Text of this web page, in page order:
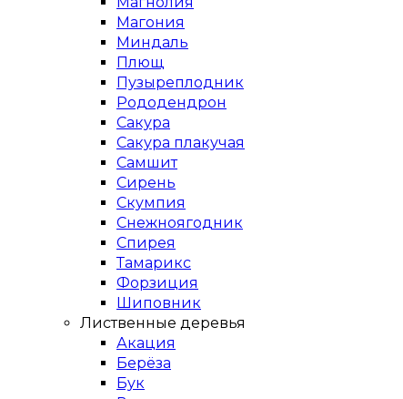
Магония
Миндаль
Плющ
Пузыреплодник
Рододендрон
Сакура
Сакура плакучая
Самшит
Сирень
Скумпия
Снежноягодник
Спирея
Тамарикс
Форзиция
Шиповник
Лиственные деревья
Акация
Берёза
Бук